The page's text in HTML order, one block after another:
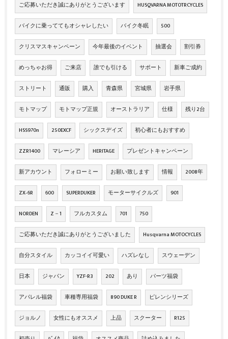
ご応募いただき誠にありがとうございます HUSQVARNA MOTOTRCYCLES
バイクに乗っててもオシャレしたい バイク冬眠 500
クリスマスキャンペーン 今年最後のイベント 抽選会 割引券
めっちゃお得 ご来店 誰でも引ける サポート 新車ご成約
ストリート 通販 購入 青森県 宮城県 岩手県
モトマップ モトマップ正規 オーストラリア 仕様 残り2台
HSS970n 250EXCF シックスデイズ 初心者にもおすすめ
ZZR1400 マレーシア HERITAGE プレゼントキャンペーン
新アカウント フォローミー お願い致します 情報 2008年
ZX‐6R 600 SUPERDUKER モーターサイクルズ 901
NORDEN Z－1 フルカスタム 701 750
ご応募いただき誠にありがとうございました Husqvarna MOTOCYCLES
自分スタイル カッコイイ可愛い ハズレなし スウェーデン
日本 ジャパン YZF-R3 202 あり パーツ福袋
アパレル福袋 車種専用福袋 890 DUKE R ピレンシリーズ
ジョルノ 女性にもオススメ 上品 スクーター R125